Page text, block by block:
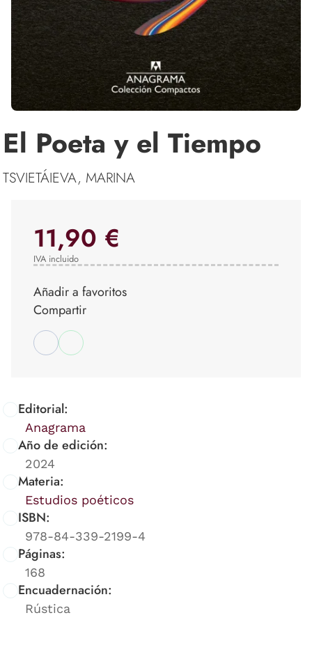
El Poeta y el Tiempo
TSVIETÁIEVA, MARINA
Editorial:
Anagrama
Año de edición:
2024
Materia:
Estudios poéticos
ISBN:
978-84-339-2199-4
Páginas:
168
Encuadernación:
Rústica
11,90 €
IVA incluido
Añadir a favoritos
Compartir